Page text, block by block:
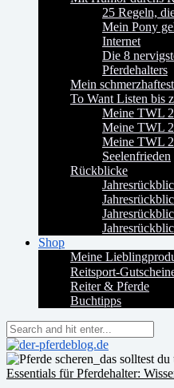
25 Regeln,
Mein Pony
Internet
Die 8
Pferdehalters
Mein
To Want Listen bis
Meine TWL
Meine TWL
Meine TWL
Seelenfrieden
Rückblicke
Shop
Meine
Reitsport-
Reiter & Pferde
Buchtipps
Essentials für Pferdehalter: